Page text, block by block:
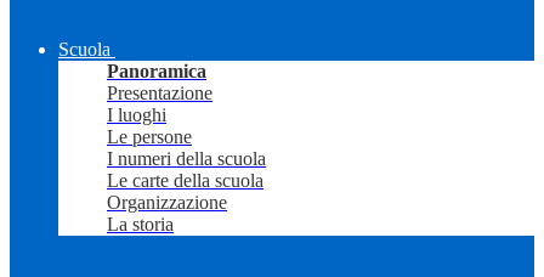
Scuola
Panoramica
Presentazione
I luoghi
Le persone
I numeri della scuola
Le carte della scuola
Organizzazione
La storia